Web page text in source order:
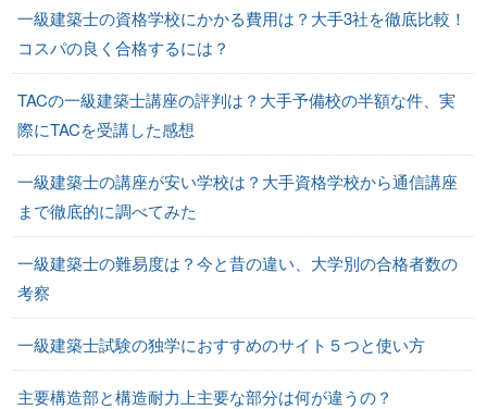
一級建築士の資格学校にかかる費用は？大手3社を徹底比較！
コスパの良く合格するには？
TACの一級建築士講座の評判は？大手予備校の半額な件、実
際にTACを受講した感想
一級建築士の講座が安い学校は？大手資格学校から通信講座
まで徹底的に調べてみた
一級建築士の難易度は？今と昔の違い、大学別の合格者数の
考察
一級建築士試験の独学におすすめのサイト５つと使い方
主要構造部と構造耐力上主要な部分は何が違うの？